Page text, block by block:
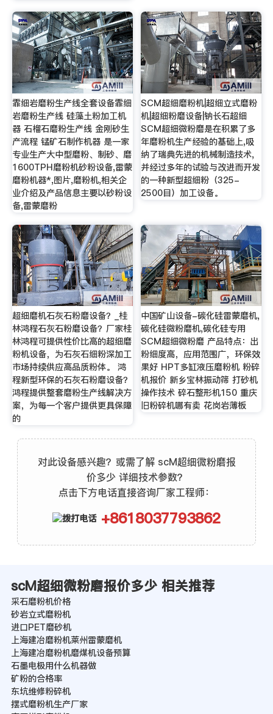
霏细岩磨粉生产线全套设备霏细
岩磨粉生产线 硅藻土粉加工机
器 石榴石磨粉生产线 金刚砂生
产流程 锰矿石制作机器 是一家
专业生产大中型磨粉、制砂、磨
1600TPH磨粉机砂粉设备,雷蒙
磨粉机器*,图片,磨粉机,相关企
业介绍及产品信息主要以砂粉设
备,雷蒙磨粉
SCM超细磨粉机|超细立式磨粉
机|超细粉磨设备|钠长石超细
SCM超细微粉磨是在积累了多
年磨粉机生产经验的基础上,吸
纳了瑞典先进的机械制造技术,
并经过多年的试验与改进而开发
的一种新型超细粉（325-
2500目）加工设备。
超细磨机石灰石粉磨设备？_桂
林鸿程石灰石粉磨设备？厂家桂
林鸿程可提供性价比高的超细磨
粉机设备，为石灰石细粉深加工
市场持续供应高品质粉体。 鸿
程新型环保的石灰石粉磨设备？
鸿程提供整套磨粉生产线解决方
案，为每一个客户提供更具保障
的
中国矿山设备-碳化硅雷蒙磨机,
碳化硅微粉磨机,碳化硅专用
SCM超细微粉磨 产品特点：出
粉细度高，应用范围广，环保效
果好 HPT多缸液压磨粉机 粉碎
机报价 新乡宝林振动筛 打砂机
操作技术 碎石整形机150 重庆
旧粉碎机哪有卖 花岗岩薄板
对此设备感兴趣？或需了解 scM超细微粉磨报
价多少 详细技术参数？
点击下方电话直接咨询厂家工程师：
+8618037793862
scM超细微粉磨报价多少 相关推荐
采石磨粉机价格
砂岩立式磨粉机
进口PET磨砂机
上海建冶磨粉机莱州雷蒙磨机
上海建冶磨粉机磨煤机设备预算
石墨电极用什么机器做
矿粉的合格率
东坑维修粉碎机
摆式磨粉机生产厂家